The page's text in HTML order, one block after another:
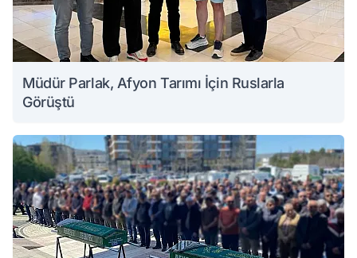
Müdür Parlak, Afyon Tarımı İçin Ruslarla
Görüştü